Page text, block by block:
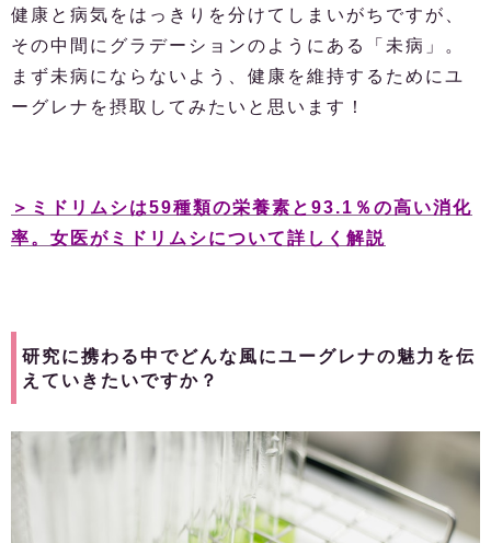
健康と病気をはっきりを分けてしまいがちですが、
その中間にグラデーションのようにある「未病」。
まず未病にならないよう、健康を維持するためにユ
ーグレナを摂取してみたいと思います！
＞ミドリムシは59種類の栄養素と93.1％の高い消化
率。女医がミドリムシについて詳しく解説
研究に携わる中でどんな風にユーグレナの魅力を伝
えていきたいですか？